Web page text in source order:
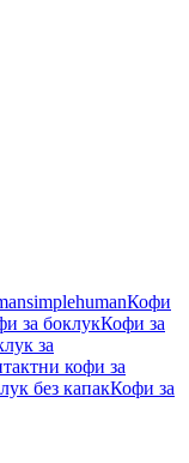
simplehumanКофи
за боклукКофи за
за
кофи за
без капакКофи за